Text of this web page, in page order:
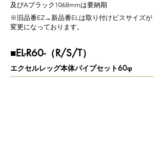
及びAブラック1068mmは要納期
​※旧品番EZ→新品番ELは取り付けビスサイズが
変更になっております。
■EL-R60-（R/S/T）
エクセルレッグ本体パイプセット60φ